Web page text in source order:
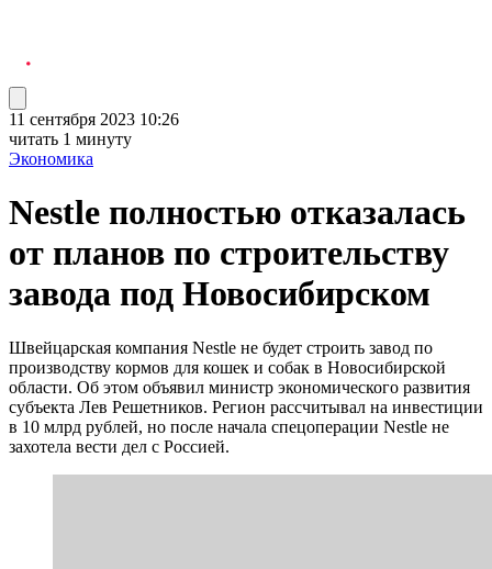
11 сентября 2023 10:26
читать 1 минуту
Экономика
Nestle полностью отказалась
от планов по строительству
завода под Новосибирском
Швейцарская компания Nestle не будет строить завод по
производству кормов для кошек и собак в Новосибирской
области. Об этом объявил министр экономического развития
субъекта Лев Решетников. Регион рассчитывал на инвестиции
в 10 млрд рублей, но после начала спецоперации Nestle не
захотела вести дел с Россией.